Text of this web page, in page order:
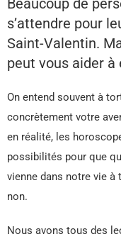
Beaucoup de
s’attendre pour
Saint-Valentin.
peut vous aider à
On entend souvent à
concrètement votre
en réalité, les
possibilités pour que
vienne dans notre vie
non.
Nous avons tous des